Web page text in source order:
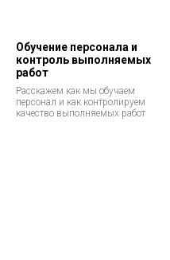
Обучение персонала и
контроль выполняемых
работ
Расскажем как мы обучаем
персонал и как контролируем
качество выполняемых работ